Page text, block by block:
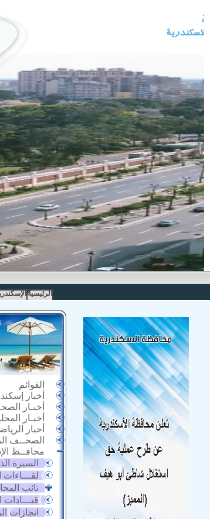
الرئيسية
القوائم
أخبار
أخبـار
أخبـار
أخبار
الصحــف
محافــظ
السيرة
نائب
انجازات